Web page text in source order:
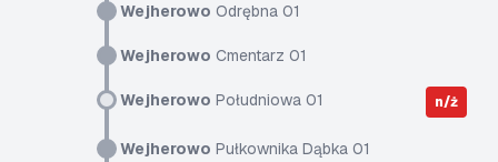
Wejherowo Odrębna 01
Wejherowo Cmentarz 01
Wejherowo Południowa 01 n/ż
Wejherowo Pułkownika Dąbka 01